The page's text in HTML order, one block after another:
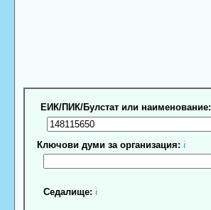
ЕИК/ПИК/Булстат или наименование:
Ключови думи за организация: ℹ
Седалище: ℹ